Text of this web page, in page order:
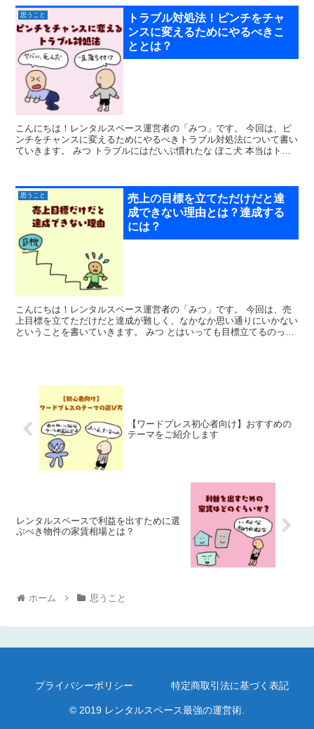
思うこと
トラブル対処法！ピンチをチャ
ンスに変えるためにやるべきこ
ととは？
こんにちは！レンタルスペース運営者の「みつ」です。 今回は、ピ
ンチをチャンスに変えるためにやるべきトラブル対処法について書い
ていきます。 みつ トラブルにはだいぶ慣れたな ぽこ犬 本当はトラ
思うこと
売上の目標を立てただけだと達
成できない理由とは？達成する
には？
こんにちは！レンタルスペース運営者の「みつ」です。 今回は、売
上目標を立てただけだと達成が難しく、なかなか思い通りにいかない
ということを書いていきます。 みつ とはいっても目標立てるのって
【ワードプレス初心者向け】おすすめの
テーマをご紹介します
レンタルスペースで利益を出すために選
ぶべき物件の家賃相場とは？
ホーム 思うこと
プライバシーポリシー 特定商取引法に基づく表記
© 2019 レンタルスペース最強の運営術.